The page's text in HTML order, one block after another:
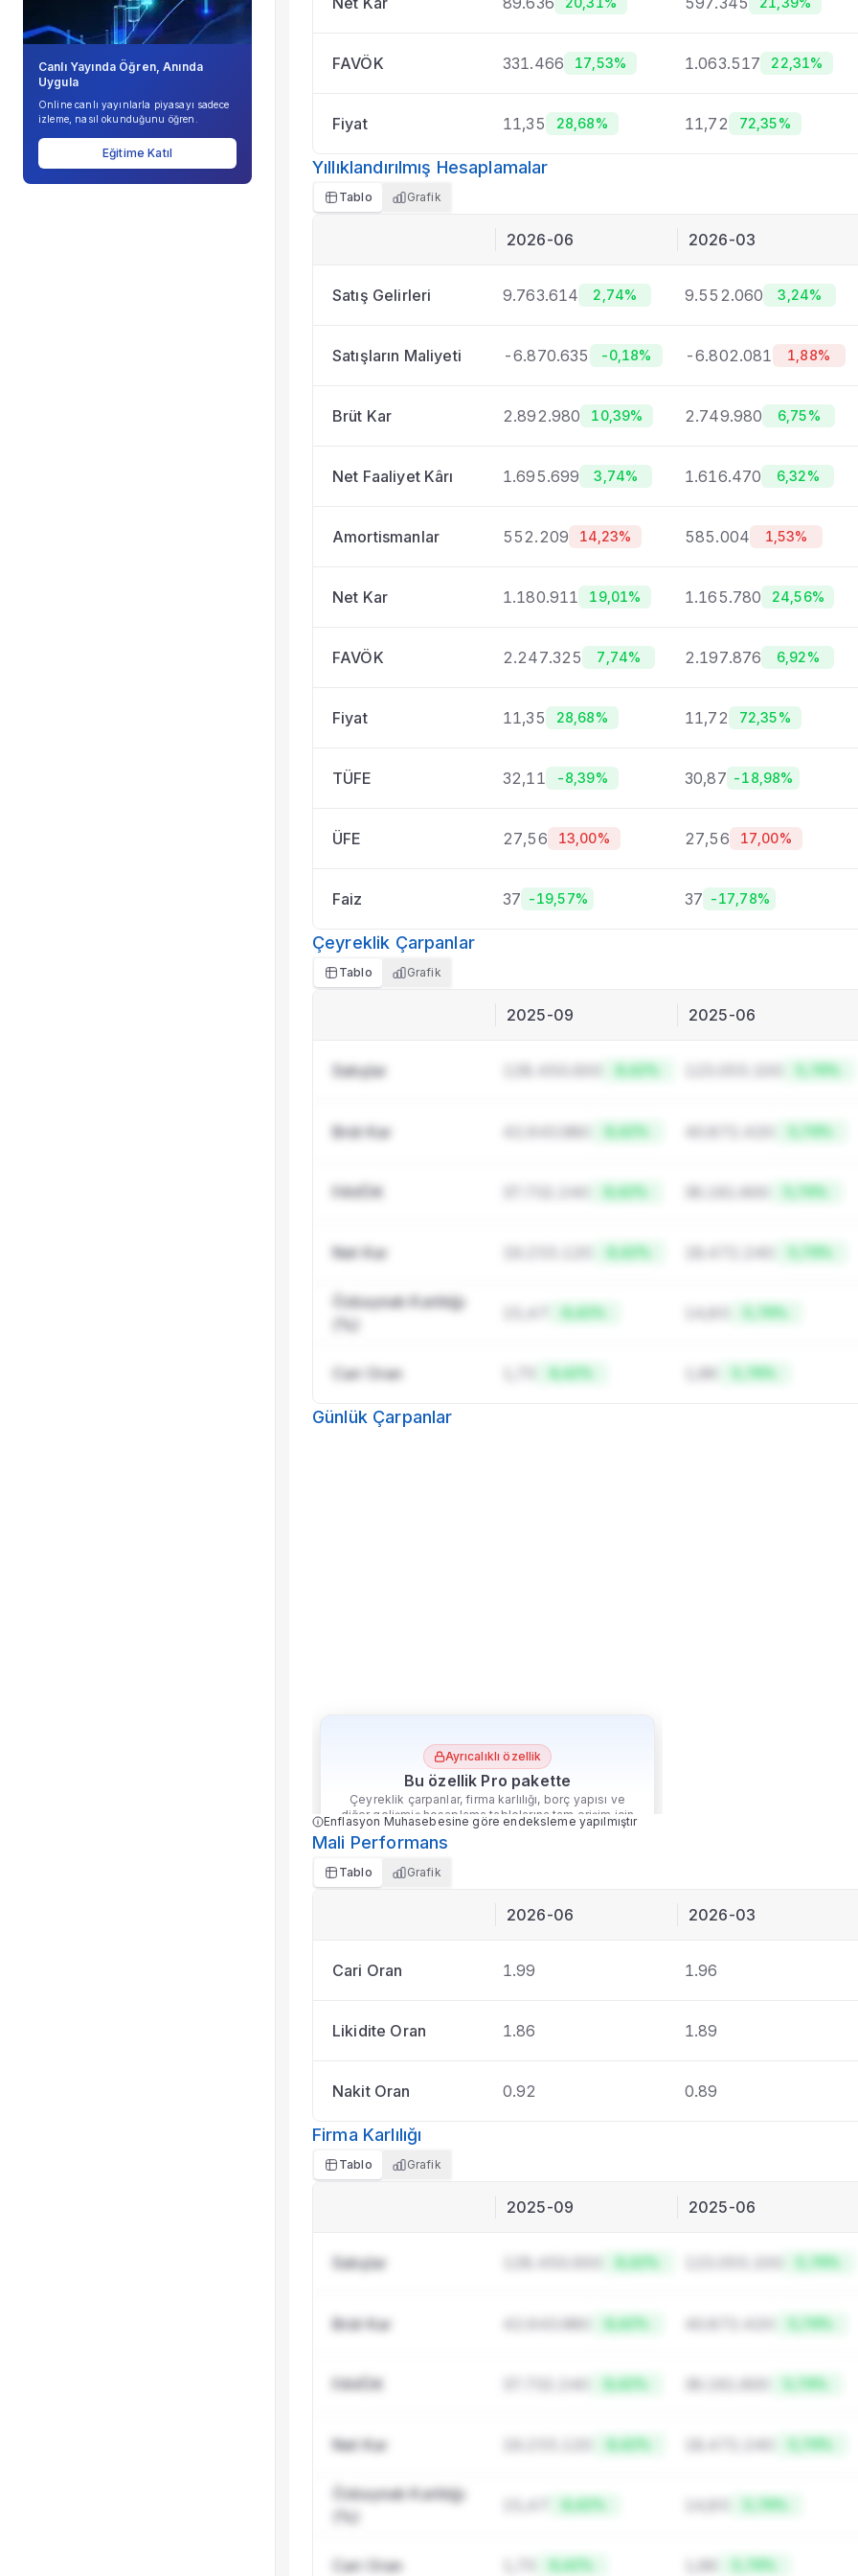
Canlı Yayında Öğren, Anında
Uygula
Online canlı yayınlarla piyasayı sadece
izleme, nasıl okunduğunu öğren.
Eğitime Katıl
Şirket Profili
FAVÖK 331.466 17,53% 1.063.517 22,31%
Fiyat 11,35 28,68% 11,72 72,35%
Yıllıklandırılmış Hesaplamalar
Tablo Grafik
2026-06 2026-03
Satış Gelirleri 9.763.614 2,74% 9.552.060 3,24%
Satışların Maliyeti -6.870.635 -0,18% -6.802.081 1,88%
Brüt Kar 2.892.980 10,39% 2.749.980 6,75%
Net Faaliyet Kârı 1.695.699 3,74% 1.616.470 6,32%
Amortismanlar 552.209 14,23% 585.004 1,53%
Net Kar 1.180.911 19,01% 1.165.780 24,56%
FAVÖK 2.247.325 7,74% 2.197.876 6,92%
Fiyat 11,35 28,68% 11,72 72,35%
TÜFE 32,11 -8,39% 30,87 -18,98%
ÜFE 27,56 13,00% 27,56 17,00%
Faiz 37 -19,57% 37 -17,78%
Çeyreklik Çarpanlar
Tablo Grafik
2025-09 2025-06
Satışlar 8,42% 5,76%
Brüt Kar 8,42% 5,76%
FAVÖK 8,42% 5,76%
Net Kar 8,42% 5,76%
Özkaynak Karlılığı
(%)
8,42% 5,76%
Cari Oran 8,42% 5,76%
Günlük Çarpanlar
Ayrıcalıklı özellik
Bu özellik Pro pakette
Çeyreklik çarpanlar, firma karlılığı, borç yapısı ve
diğer gelişmiş hesaplama tablolarına tam erişim için
Pro paketine geçin.
çok daha fazlası
Enflasyon Muhasebesine göre endeksleme yapılmıştır
Mali Performans
Tablo Grafik
2026-06 2026-03
Cari Oran 1.99 1.96
Likidite Oran 1.86 1.89
Nakit Oran 0.92 0.89
Firma Karlılığı
Tablo Grafik
2025-09 2025-06
Satışlar 8,42% 5,76%
Brüt Kar 8,42% 5,76%
FAVÖK 8,42% 5,76%
Net Kar 8,42% 5,76%
Özkaynak Karlılığı
(%)
8,42% 5,76%
Cari Oran 8,42% 5,76%